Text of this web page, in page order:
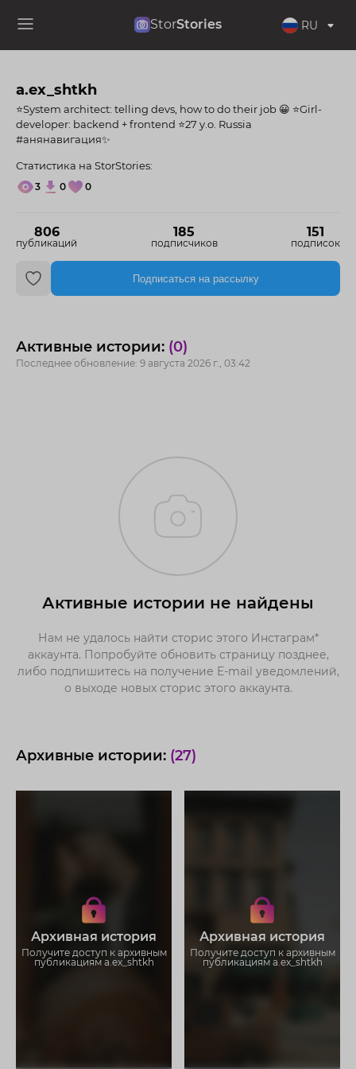
StorStories RU
a.ex_shtkh
806
публикаций
185
подписчиков
151
подписок
⭐️System architect: telling devs, how to do their job 😀 ⭐️Girl-
developer: backend + frontend ⭐️27 y.o. Russia
#анянавигация✨
Статистика на StorStories:
3 0 0
Подписаться на рассылку
Активные истории: (0)
Последнее обновление: 9 августа 2026 г., 03:42
Активные истории не найдены
Нам не удалось найти сторис этого Инстаграм*
аккаунта. Попробуйте обновить страницу позднее,
либо подпишитесь на получение E-mail уведомлений,
о выходе новых сторис этого аккаунта.
Архивные истории: (27)
Архивная история
Получите доступ к архивным
публикациям a.ex_shtkh
Получите доступ к архивным
историям a.ex_shtkh
Не отвлекайтесь на рекламу
Загружайте истории без
ограничений
Архивная история
Получите доступ к архивным
публикациям a.ex_shtkh
Получите доступ к архивным
историям a.ex_shtkh
Не отвлекайтесь на рекламу
Загружайте истории без
ограничений